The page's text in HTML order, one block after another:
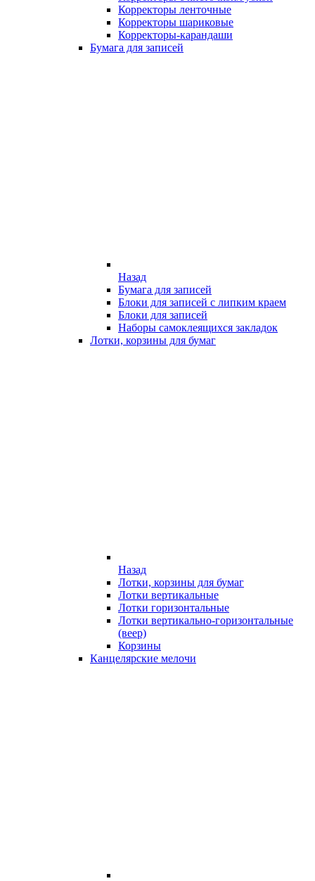
Корректоры ленточные
Корректоры шариковые
Корректоры-карандаши
Бумага для записей
Назад
Бумага для записей
Блоки для записей с липким краем
Блоки для записей
Наборы самоклеящихся закладок
Лотки, корзины для бумаг
Назад
Лотки, корзины для бумаг
Лотки вертикальные
Лотки горизонтальные
Лотки вертикально-горизонтальные
(веер)
Корзины
Канцелярские мелочи